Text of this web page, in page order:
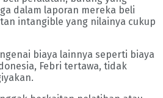
dalam laporan mereka beli
intangible yang nilainya cukup
biaya lainnya seperti biaya
Febri tertawa, tidak